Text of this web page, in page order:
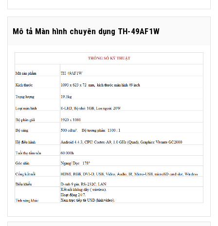
Mô tả Màn hình chuyên dụng TH-49AF1W